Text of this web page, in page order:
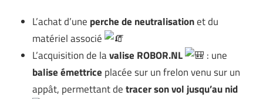
L’achat d’une perche de neutralisationet du
matériel associé
L’acquisition de lavalise ROBOR.NL
: une
balise émettrice placée sur un frelon venu sur un
appât, permettant detracer son vol jusqu’au nid